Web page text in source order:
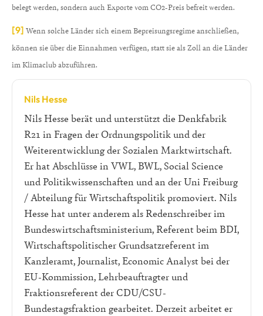
belegt werden, sondern auch Exporte vom CO2-Preis befreit werden.
[9] Wenn solche Länder sich einem Bepreisungsregime anschließen,
können sie über die Einnahmen verfügen, statt sie als Zoll an die Länder
im Klimaclub abzuführen.
Nils Hesse
Nils Hesse berät und unterstützt die Denkfabrik
R21 in Fragen der Ordnungspolitik und der
Weiterentwicklung der Sozialen Marktwirtschaft.
Er hat Abschlüsse in VWL, BWL, Social Science
und Politikwissenschaften und an der Uni Freiburg
/ Abteilung für Wirtschaftspolitik promoviert. Nils
Hesse hat unter anderem als Redenschreiber im
Bundeswirtschaftsministerium, Referent beim BDI,
Wirtschaftspolitischer Grundsatzreferent im
Kanzleramt, Journalist, Economic Analyst bei der
EU-Kommission, Lehrbeauftragter und
Fraktionsreferent der CDU/CSU-
Bundestagsfraktion gearbeitet. Derzeit arbeitet er